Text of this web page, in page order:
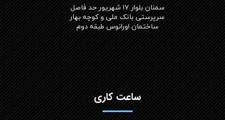
سمنان بلوار ۱۷ شهریور حد فاصل
سرپرستی بانک ملی و کوچه بهار
ساختمان اورانوس طبقه دوم
ساعت کاری